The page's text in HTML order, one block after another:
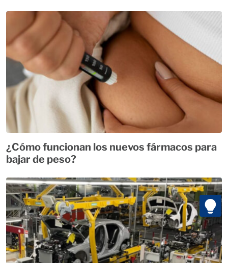
¿Cómo funcionan los nuevos fármacos para
bajar de peso?